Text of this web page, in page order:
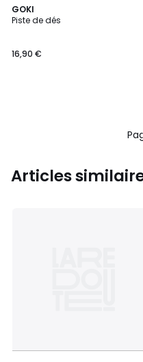
GOKI
Piste de dés
€.
16,90 €
Articles